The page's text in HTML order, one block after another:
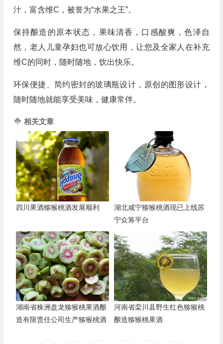
汁，富含维C，被誉为“水果之王”。
保持酿造的原本状态，果味清香，口感酸爽，色泽自
然，老人儿童孕妇也可放心饮用，让您及全家人在补充
维C的同时，随时随地，饮出快乐。
环保便捷、简约密封的玻璃瓶设计，原创的图形设计，
随时随地就能享受美味，健康常伴。
相关文章
四川果酒猕猴桃酒发展顺利
湖北咸宁猕猴桃酒现已上线苏
宁众筹平台
湖南省株洲盘龙猕猴桃果酒酿
造有限责任公司生产猕猴桃酒
河南省栾川县野生红色猕猴桃
酿造猕猴桃果酒